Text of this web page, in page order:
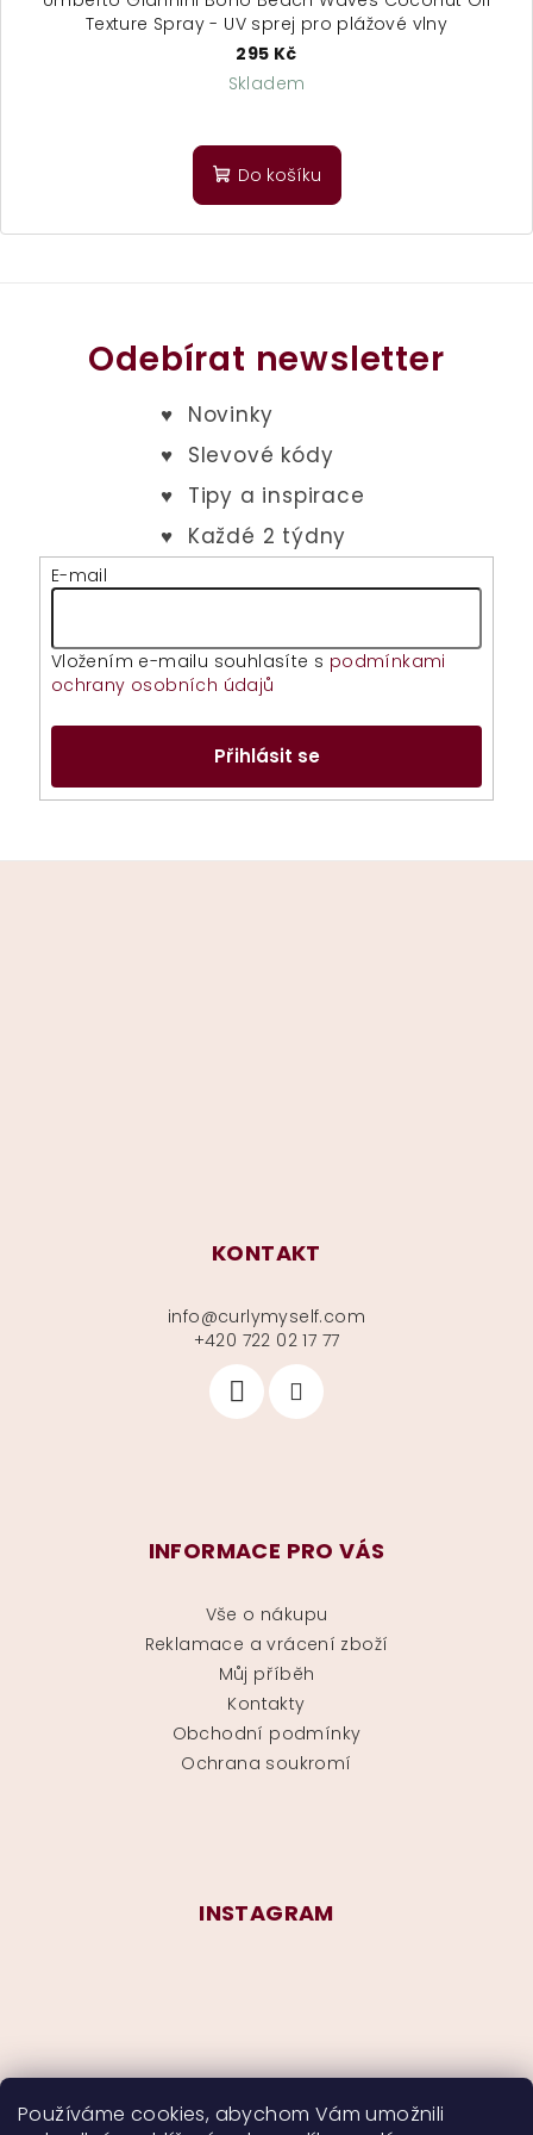
Používáme cookies, abychom Vám umožnili
Texture Spray - UV sprej pro plážové vlny
295 Kč
Skladem
hodnocení
produktu
z
Do košíku
Odebírat newsletter
E-mail
Vložením e-mailu souhlasíte s podmínkami
ochrany osobních údajů
Přihlásit se
KONTAKT
info@curlymyself.com
+420 722 02 17 77
INFORMACE PRO VÁS
Vše o nákupu
Reklamace a vrácení zboží
Můj příběh
Kontakty
Obchodní podmínky
Ochrana soukromí
INSTAGRAM